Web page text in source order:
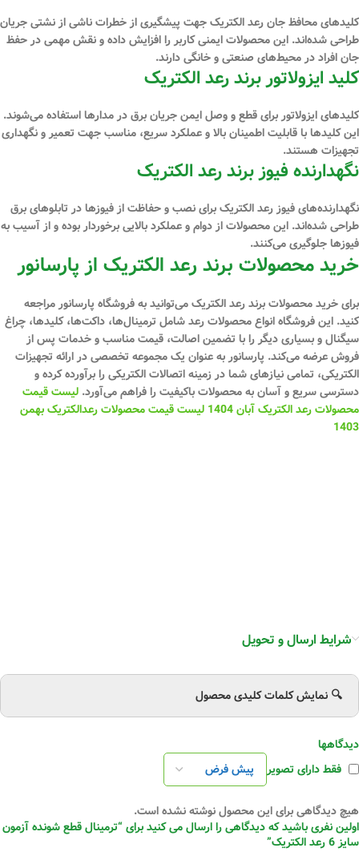
کلیدهای محافظ جان رعد الکتریک جهت پیشگیری از خطرات ناشی از نشتی جریان
طراحی شده‌اند. این محصولات ایمنی کاربر را افزایش داده و نقش مهمی در حفظ
جان افراد در محیط‌های صنعتی و خانگی دارند.
کلید ایزولاتور برند رعد الکتریک
کلیدهای ایزولاتور برای قطع و وصل ایمن جریان برق در مدارها استفاده می‌شوند.
این کلیدها با قابلیت اطمینان بالا و عملکرد سریع، مناسب جهت تعمیر و نگهداری
تجهیزات هستند.
نگهدارنده فیوز برند رعد الکتریک
نگهدارنده‌های فیوز رعد الکتریک برای نصب و حفاظت از فیوزها در تابلوهای برق
طراحی شده‌اند. این محصولات از دوام و عملکرد بالایی برخوردار بوده و از آسیب به
فیوزها جلوگیری می‌کنند.
خرید محصولات برند رعد الکتریک از پارسانور
برای خرید محصولات برند رعد الکتریک می‌توانید به فروشگاه پارسانور مراجعه
کنید. این فروشگاه انواع محصولات رعد شامل ترمینال‌ها، داکت‌ها، کلیدها، چراغ
سیگنال و بسیاری دیگر را با تضمین اصالت، قیمت مناسب و خدمات پس از
فروش عرضه می‌کند. پارسانور به عنوان یک مجموعه تخصصی در ارائه تجهیزات
الکتریکی، تمامی نیازهای شما در زمینه اتصالات الکتریکی را برآورده کرده و
دسترسی سریع و آسان به محصولات باکیفیت را فراهم می‌آورد. لیست قیمت
محصولات رعد الکتریک آبان 1404
لیست قیمت محصولات رعدالکتریک بهمن
1403
شرایط ارسال و تحویل
🔍 نمایش کلمات کلیدی محصول
دیدگاهها
فقط دارای تصویر
هیچ دیدگاهی برای این محصول نوشته نشده است.
اولین نفری باشید که دیدگاهی را ارسال می کنید برای “ترمینال قطع شونده آزمون
سایز 6 رعد الکتریک”